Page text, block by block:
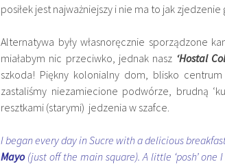
posiłek jest najważniejszy i nie ma to jak
Alternatywa były własnoręcznie sporządzone
miałabym nic przeciwko, jednak nasz ‘Hostal
szkoda! Piękny kolonialny dom, blisko
zastaliśmy niezamiecione podwórze, brudną
resztkami (starymi) jedzenia w szafce.
I began every day in Sucre with a delicious
Mayo(just off the main square). A little ‘posh’